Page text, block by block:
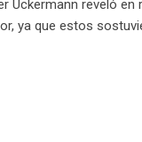
Uckermann reveló
ya que estos